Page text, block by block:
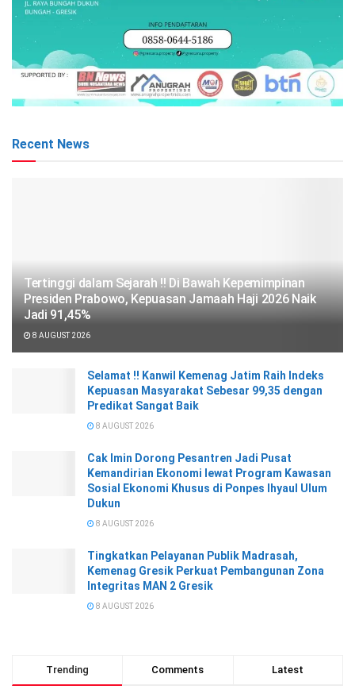
Recent News
Tertinggi dalam Sejarah !! Di Bawah Kepemimpinan
Presiden Prabowo, Kepuasan Jamaah Haji 2026 Naik
Jadi 91,45%
8 AUGUST 2026
Selamat !! Kanwil Kemenag Jatim Raih Indeks
Kepuasan Masyarakat Sebesar 99,35 dengan
Predikat Sangat Baik
8 AUGUST 2026
Cak Imin Dorong Pesantren Jadi Pusat
Kemandirian Ekonomi lewat Program Kawasan
Sosial Ekonomi Khusus di Ponpes Ihyaul Ulum
Dukun
8 AUGUST 2026
Tingkatkan Pelayanan Publik Madrasah,
Kemenag Gresik Perkuat Pembangunan Zona
Integritas MAN 2 Gresik
8 AUGUST 2026
Trending Comments Latest